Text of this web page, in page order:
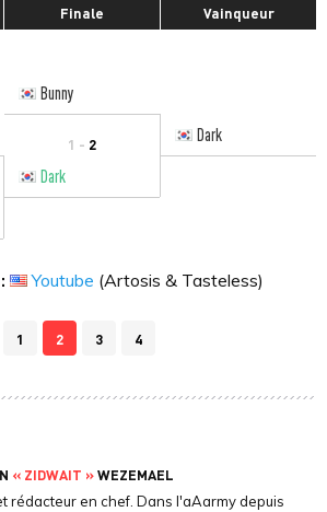
Finale Vainqueur
Bunny
1 - 2 Dark
Dark
Youtube (Artosis & Tasteless)
1 2 3 4
« ZIDWAIT »WEZEMAEL
rédacteur en chef. Dans l'aAarmy depuis